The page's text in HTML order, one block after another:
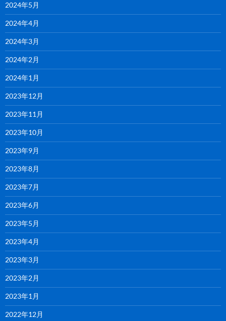
2024年5月
2024年4月
2024年3月
2024年2月
2024年1月
2023年12月
2023年11月
2023年10月
2023年9月
2023年8月
2023年7月
2023年6月
2023年5月
2023年4月
2023年3月
2023年2月
2023年1月
2022年12月